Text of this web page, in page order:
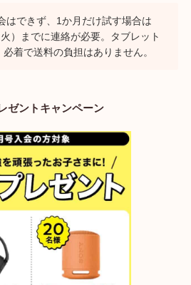
はできず、1か月だけ試す場合は
）までに連絡が必要。タブレット
着で送料の負担はありません。
ゼントキャンペーン